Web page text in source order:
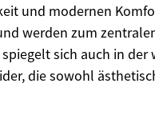
und modernen
werden zum
sich auch in
die sowohl